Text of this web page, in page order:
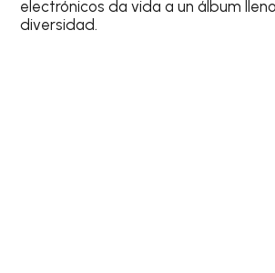
electrónicos da vida a un álbum
diversidad.